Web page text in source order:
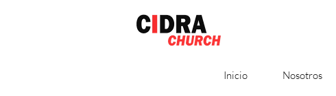
Inicio Nosotros